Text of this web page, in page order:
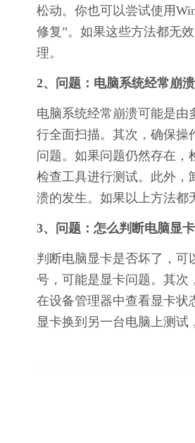
松动。你也可以尝试使用
修复”。如果这些方法都无
理。
2、问题：电脑系统经常崩
电脑系统经常崩溃可能是由
行全面扫描。其次，确保操
问题。如果问题仍然存在，
检查工具进行测试。此外，
溃的发生。如果以上方法都
3、问题：怎么判断电脑显
判断电脑显卡是否坏了，
号，可能是显卡问题。其次
在设备管理器中查看显卡状
显卡换到另一台电脑上测试